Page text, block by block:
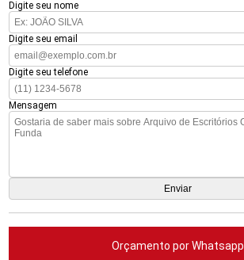
Digite seu nome
Digite seu email
Digite seu telefone
Mensagem
Orçamento por Whatsapp